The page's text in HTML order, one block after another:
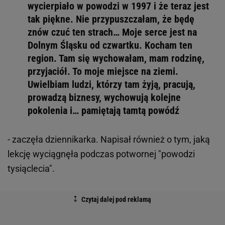
wycierpiało w powodzi w 1997 i że teraz jest
tak piękne. Nie przypuszczałam, że będę
znów czuć ten strach… Moje serce jest na
Dolnym Śląsku od czwartku. Kocham ten
region. Tam się wychowałam, mam rodzinę,
przyjaciół. To moje miejsce na ziemi.
Uwielbiam ludzi, którzy tam żyją, pracują,
prowadzą biznesy, wychowują kolejne
pokolenia i… pamiętają tamtą powódź
- zaczęła dziennikarka. Napisał również o tym, jaką
lekcję wyciągnęła podczas potwornej "powodzi
tysiąclecia".